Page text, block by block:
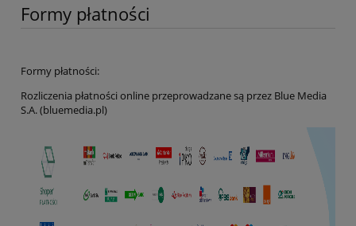
Formy płatności
Formy płatności:
Rozliczenia płatności online przeprowadzane są przez Blue Media
S.A. (bluemedia.pl)